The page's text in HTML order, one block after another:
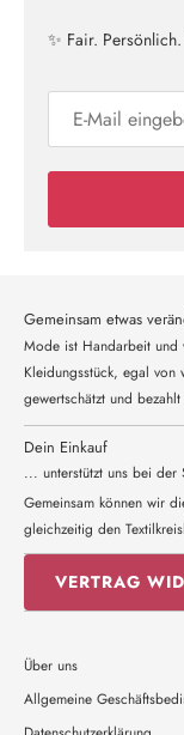
✨ Fair.
Gemeinsam etwas
Mode ist Handarbeit und
Kleidungsstück, egal von
gewertschätzt und
Dein Einkauf
... unterstützt uns bei der
Gemeinsam können wir
gleichzeitig den
VERTRAG
Über uns
Allgemeine